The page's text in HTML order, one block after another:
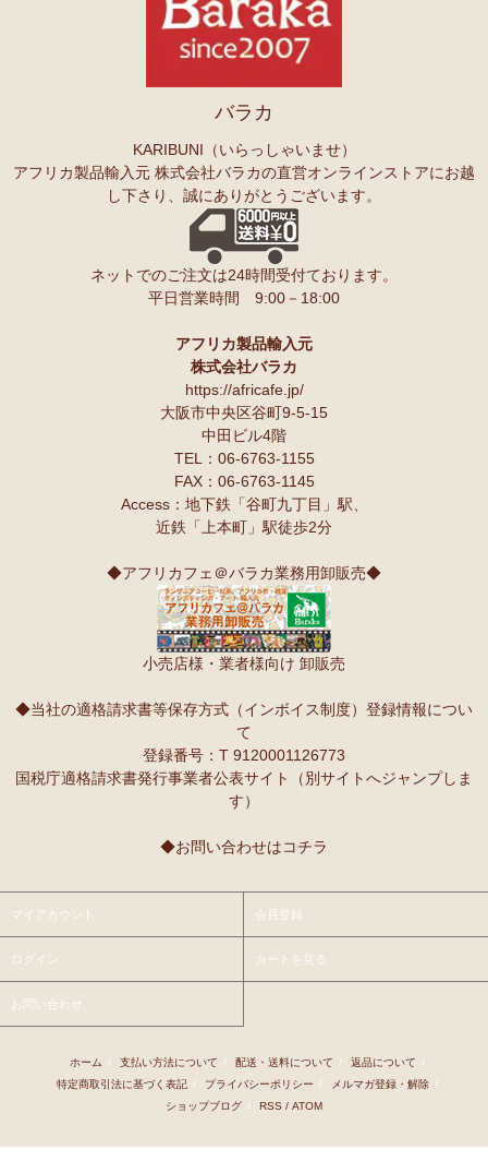
マサイシュカ アフリカの布ページに新入荷！
マサイ民族のマント 軽くおしゃれなブランケット
スクエアトートバッグ～キテンゲ本革仕立て
◇ハイクオリティ◇で仕立てた新作登場！『ニッポンの技×アフリ
10/20：ミニころりんハンドバッグ～キテンゲ本革仕立て～キテ
ンゲ◇ハイクオリティ◇で仕立てた新作登場！『ニッポンの技×ア
長財布L字ファスナー～キテンゲ本革仕立て
ハイクオリティ◇で仕立てた新作登場！『ニッポンの技×アフリカ
天然石ソープストーン オブジェ カバ絵皿
アフリカンキーホルダー バッグチャーム
リカ雑貨コーナー新入荷！
ティンガティンガ・アート～ロングサイズ（縦長・横長）
10/10：ティンガティンガ・アート～Lサイズの作品 新入荷！作家
名ごとに2つのカテゴリーでご紹介します
開催決定！【特別企画】ティンガティンガ・アーティスト
に弟子入り体験ワークショップ
〈1日コース〉〈2日コース〉 参加予約受付中！
レギュラーカラー半袖シャツ～キテンゲ◇ハイクオリティ
【MOTTAINAI】～もったいない～カシューナッツ ワケあ
り 賞味期限間近セール！
【予約開始】ティンガティンガ・カレンダー『ティンガテ
テンゲ◇ハイクオリティ◇で仕立てた新作登場！
◇で仕立てた新作登場！『ニッポンの技×アフリカの色』
手彫り金細工ジュエリー 新入荷！～ザンジバル金職人のハ
ントも考えているので、思いっきり買おうと思います。
上高地の山に行ったときに、アフリカと日本の山のマッチング合うな
ーと思ってネックウォーマーを身に着けました。
Ｏさまより ザンジバルスパイスMIXスパイスのご感想
実は、昨年4月にイベントで購入して以来、未使用だったのですが、
年明けから使い始め、これはおいしい！と思い、今回たくさん購入さ
せていただきました。
友人にもプレゼントしたいと思います♪
スパイスが持つ可能性も奥深いですよね。
Ｓさまより カシューナッツへのご感想
こんにちは。昨夜コーヒーとカシューナッツを受け取りました。
でカリカリとしてローストの感じもよく豆本来の甘みもあり、とても
夫も私もナッツ類が大好きで、食べだしたら止まりません。
Ｏさまより キテンゲ オトナのステテコパンツへのご感想
生地が薄く涼しい。動きやすい。履きやすい。
小学一年の授業で、世界の民話を読もうということで、『しんぞうと
ひげ』を読ませてもらいました。
クラスで読み聞かせをすると、子ども達の笑顔があっと言う間に満開
顔を見合わせて笑う子ども、お腹を抱えて笑う子ども、面白すぎる
ー！と声をあげて笑う子ども、、、
Ｓさまより ティンガティンガ・アートへのご感想
先日購入させて頂いた絵は大変気にいっています。
また、ダウディのほかの作品を紹介して頂き、ありがとうございま
す。他にも2点気になる作品があります。
アフリカらしいデザインで素敵です。形もいいけど、色も素敵！
今着けているネックレスと合わせて2つを重ねづけを楽しみます！
Ｙさまより 紅茶アフリカンプライドへのご感想
ミルクティーで飲むとすごく美味しいです。
Ｋさまより ■初めての方限定■全国送料無料■カフェアフリ
カ・バラカへのご感想
バラカ
KARIBUNI（いらっしゃいませ）
アフリカ製品輸入元 株式会社バラカの直営オンラインストアにお越
し下さり、誠にありがとうございます。
ネットでのご注文は24時間受付ております。
平日営業時間 9:00－18:00
アフリカ製品輸入元
株式会社バラカ
https://africafe.jp/
大阪市中央区谷町9-5-15
中田ビル4階
TEL：06-6763-1155
FAX：06-6763-1145
Access：地下鉄「谷町九丁目」駅、
近鉄「上本町」駅徒歩2分
◆アフリカフェ＠バラカ業務用卸販売◆
小売店様・業者様向け 卸販売
◆当社の適格請求書等保存方式（インボイス制度）登録情報につい
て
登録番号：T 9120001126773
国税庁適格請求書発行事業者公表サイト（別サイトへジャンプしま
す）
◆お問い合わせはコチラ
マイアカウント 会員登録
ログイン カートを見る
お問い合わせ
ホーム / 支払い方法について / 配送・送料について / 返品について
/
特定商取引法に基づく表記 / プライバシーポリシー / メルマガ登録・解除 /
ショップブログ / RSS / ATOM